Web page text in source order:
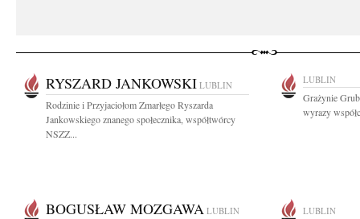
RYSZARD JANKOWSKI LUBLIN
Rodzinie i Przyjaciołom Zmarłego Ryszarda
Jankowskiego znanego społecznika, współtwórcy
NSZZ...
LUBLIN
Grażynie
wyrazy
BOGUSŁAW MOZGAWA LUBLIN LUBLIN